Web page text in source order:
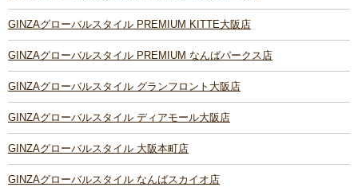
GINZAグローバルスタイル PREMIUM KITTE大阪店
GINZAグローバルスタイル PREMIUM なんばパークス店
GINZAグローバルスタイル グランフロント大阪店
GINZAグローバルスタイル ディアモール大阪店
GINZAグローバルスタイル 大阪本町店
GINZAグローバルスタイル なんばスカイオ店